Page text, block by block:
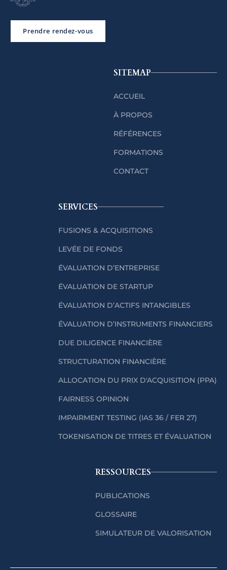
Prendre rendez-vous
SITEMAP
ACCUEIL
À PROPOS
RÉFÉRENCES
FORMATIONS
CONTACT
SERVICES
FUSIONS & ACQUISITIONS
LEVÉE DE FONDS
ÉVALUATION D’ENTREPRISE
ÉVALUATION DE STARTUP
ÉVALUATION D’ACTIFS INTANGIBLES
ÉVALUATION D’INSTRUMENTS FINANCIERS
DUE DILIGENCE FINANCIÈRE
STRUCTURATION FINANCIÈRE
ALLOCATION DU PRIX D'ACQUISITION (PPA)
FAIRNESS OPINION
IMPAIRMENT TESTING (IAS 36 / FER 27)
TOKENISATION DE TITRES ET ÉVALUATION
RESSOURCES
PUBLICATIONS
GLOSSAIRE
SIMULATEUR DE VALORISATION